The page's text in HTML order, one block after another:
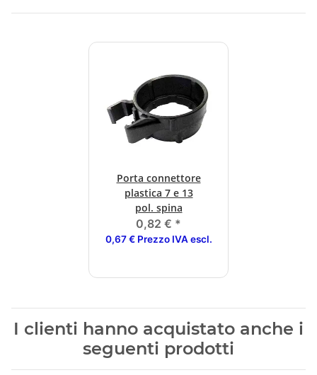
Porta connettore
plastica 7 e 13
pol. spina
0,82 € *
0,67 € Prezzo IVA escl.
I clienti hanno acquistato anche i
seguenti prodotti